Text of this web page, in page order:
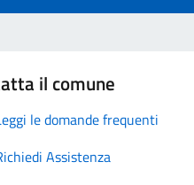
il comune
le domande frequenti
Assistenza